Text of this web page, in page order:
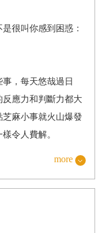
很叫你感到困惑：
，每天悠哉過日
應力和判斷力都大
麻小事就火山爆發
令人費解。
讀銀髮族的行為和
more